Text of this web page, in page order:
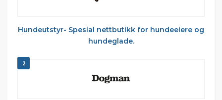
Hundeutstyr- Spesial nettbutikk for hundeeiere og
hundeglade.
2